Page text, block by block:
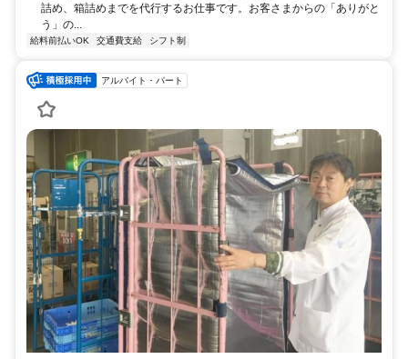
詰め、箱詰めまでを代行するお仕事です。お客さまからの「ありがと
う」の...
給料前払いOK 交通費支給 シフト制
アルバイト・パート